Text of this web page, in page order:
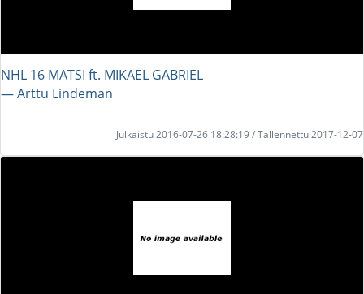
NHL 16 MATSI ft. MIKAEL GABRIEL
― Arttu Lindeman
Julkaistu 2016-07-26 18:28:19 / Tallennettu 2017-12-07